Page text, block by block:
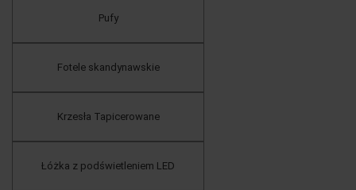
Pufy
Fotele skandynawskie
Krzesła Tapicerowane
Łóżka z podświetleniem LED